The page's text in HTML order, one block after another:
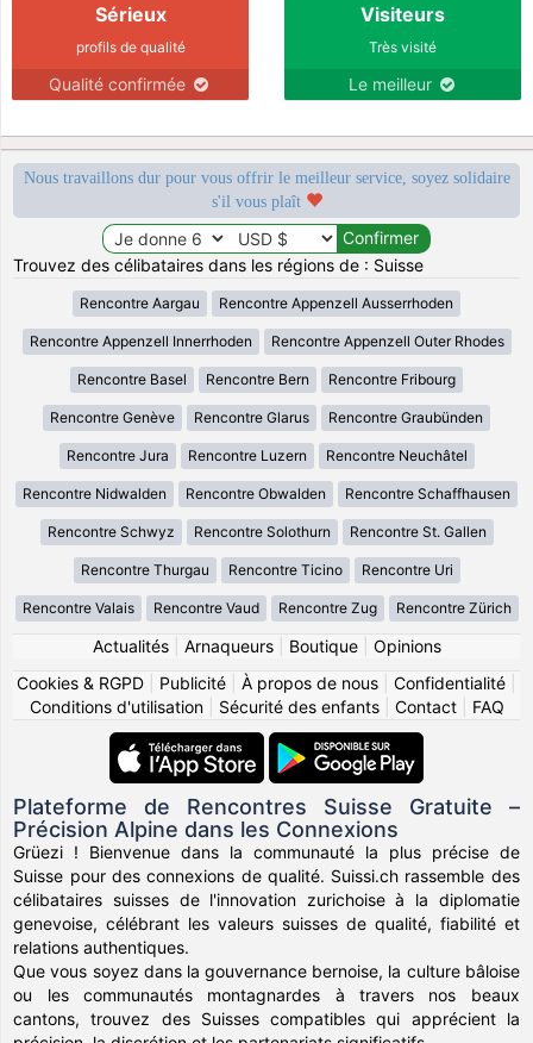
Sérieux
profils de qualité
Qualité confirmée
Visiteurs
Très visité
Le meilleur
Nous travaillons dur pour vous offrir le meilleur service, soyez solidaire
s'il vous plaît
Trouvez des célibataires dans les régions de : Suisse
Rencontre Aargau Rencontre Appenzell Ausserrhoden
Rencontre Appenzell Innerrhoden Rencontre Appenzell Outer Rhodes
Rencontre Basel Rencontre Bern Rencontre Fribourg
Rencontre Genève Rencontre Glarus Rencontre Graubünden
Rencontre Jura Rencontre Luzern Rencontre Neuchâtel
Rencontre Nidwalden Rencontre Obwalden Rencontre Schaffhausen
Rencontre Schwyz Rencontre Solothurn Rencontre St. Gallen
Rencontre Thurgau Rencontre Ticino Rencontre Uri
Rencontre Valais Rencontre Vaud Rencontre Zug Rencontre Zürich
Actualités| Arnaqueurs| Boutique| Opinions
Cookies & RGPD
Publicité À propos de nous Confidentialité
Conditions d'utilisation| Sécurité des enfants| Contact| FAQ
Plateforme de Rencontres Suisse Gratuite –
Précision Alpine dans les Connexions
Grüezi ! Bienvenue dans la communauté la plus précise de
Suisse pour des connexions de qualité. Suissi.ch rassemble des
célibataires suisses de l'innovation zurichoise à la diplomatie
genevoise, célébrant les valeurs suisses de qualité, fiabilité et
relations authentiques.
Que vous soyez dans la gouvernance bernoise, la culture bâloise
ou les communautés montagnardes à travers nos beaux
cantons, trouvez des Suisses compatibles qui apprécient la